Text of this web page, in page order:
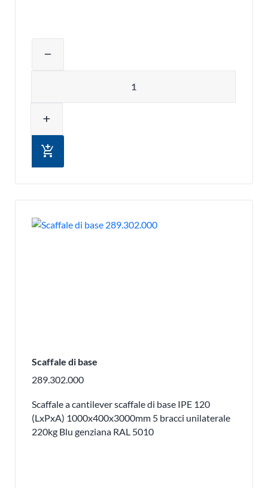
remove
add
add_shopping_cart
Scaffale di base
289.302.000
Scaffale a cantilever scaffale di base IPE 120
(LxPxA) 1000x400x3000mm 5 bracci unilaterale
220kg Blu genziana RAL 5010